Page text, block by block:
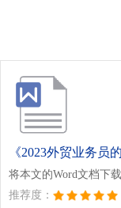
《2023外贸业务员
将本文的Word文档下
推荐度：